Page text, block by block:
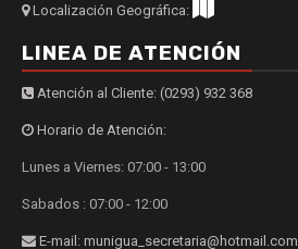
Localización Geográfica:
LINEA DE ATENCIÓN
Atención al Cliente: (0293) 932 368
Horario de Atención:
Lunes a Viernes: 07:00 - 13:00
Sabados : 07:00 - 12:00
E-mail: munigua_secretaria@hotmail.com